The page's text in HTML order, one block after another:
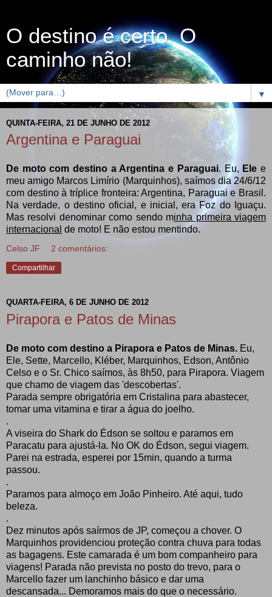
O destino é certo. O
caminho não!
▼
QUINTA-FEIRA, 21 DE JUNHO DE 2012
Argentina e Paraguai
De moto com destino a Argentina e Paraguai. Eu, Ele e
meu amigo Marcos Limírio (Marquinhos), saímos dia 24/6/12
com destino à tríplice fronteira: Argentina, Paraguai e Brasil.
Na verdade, o destino oficial, e inicial, era Foz do Iguaçu.
Mas resolvi denominar como sendo minha primeira viagem
internacional de moto! E não estou mentindo.
Celso JF 2 comentários:
Compartilhar
QUARTA-FEIRA, 6 DE JUNHO DE 2012
Pirapora e Patos de Minas
De moto com destino a Pirapora e Patos de Minas. Eu,
Ele, Sette, Marcello, Kléber, Marquinhos, Edson, Antônio
Celso e o Sr. Chico saímos, às 8h50, para Pirapora. Viagem
que chamo de viagem das 'descobertas'.
Parada sempre obrigatória em Cristalina para abastecer,
tomar uma vitamina e tirar a água do joelho.
.
A viseira do Shark do Édson se soltou e paramos em
Paracatu para ajustá-la. No OK do Édson, segui viagem.
Parei na estrada, esperei por 15min, quando a turma
passou.
.
Paramos para almoço em João Pinheiro. Até aqui, tudo
beleza.
.
Dez minutos após saírmos de JP, começou a chover. O
Marquinhos providenciou proteção contra chuva para todas
as bagagens. Este camarada é um bom companheiro para
viagens! Parada não prevista no posto do trevo, para o
Marcello fazer um lanchinho básico e dar uma
descansada... Demoramos mais do que o necessário.